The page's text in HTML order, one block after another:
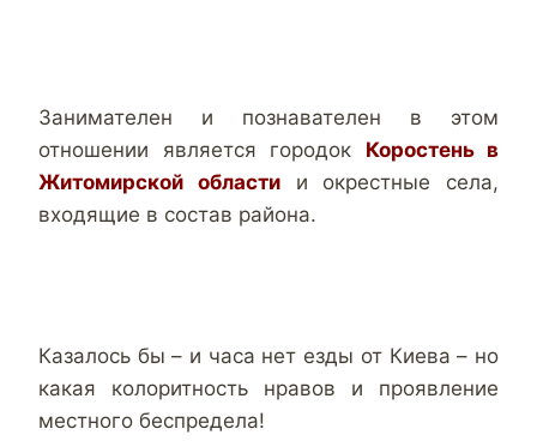
Занимателен и познавателен в этом
отношении является городок Коростень в
Житомирской областии окрестные села,
входящие в состав района.
Казалось бы – и часа нет езды от Киева – но
какая колоритность нравов и проявление
местного беспредела!